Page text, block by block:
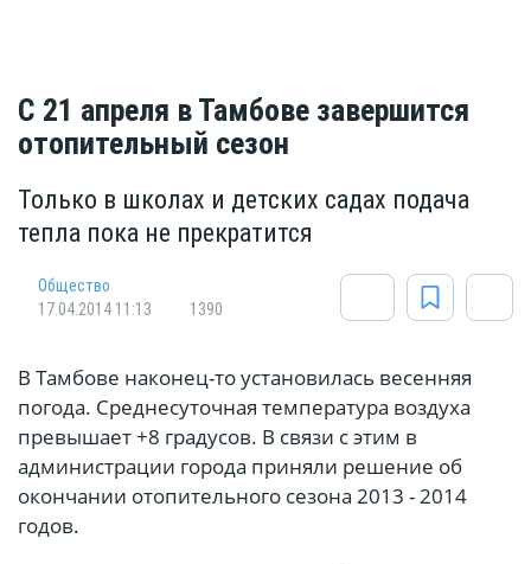
С 21 апреля в Тамбове завершится
отопительный сезон
Только в школах и детских садах подача
тепла пока не прекратится
Общество
17.04.2014 11:13
1390
В Тамбове наконец-то установилась весенняя
погода. Среднесуточная температура воздуха
превышает +8 градусов. В связи с этим в
администрации города приняли решение об
окончании отопительного сезона 2013 - 2014
годов.